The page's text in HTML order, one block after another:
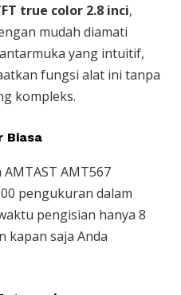
true color 2.8 inci,
mudah diamati
yang intuitif,
fungsi alat ini tanpa
kompleks.
Biasa
AMTAST AMT567
pengukuran dalam
pengisian hanya 8
kapan saja Anda